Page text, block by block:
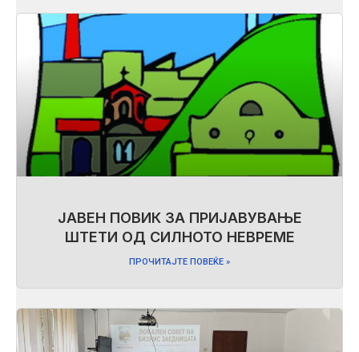
ЈАВЕН ПОВИК ЗА ПРИЈАВУВАЊЕ
ШТЕТИ ОД СИЛНОТО НЕВРЕМЕ
ПРОЧИТАЈТЕ ПОВЕЌЕ »